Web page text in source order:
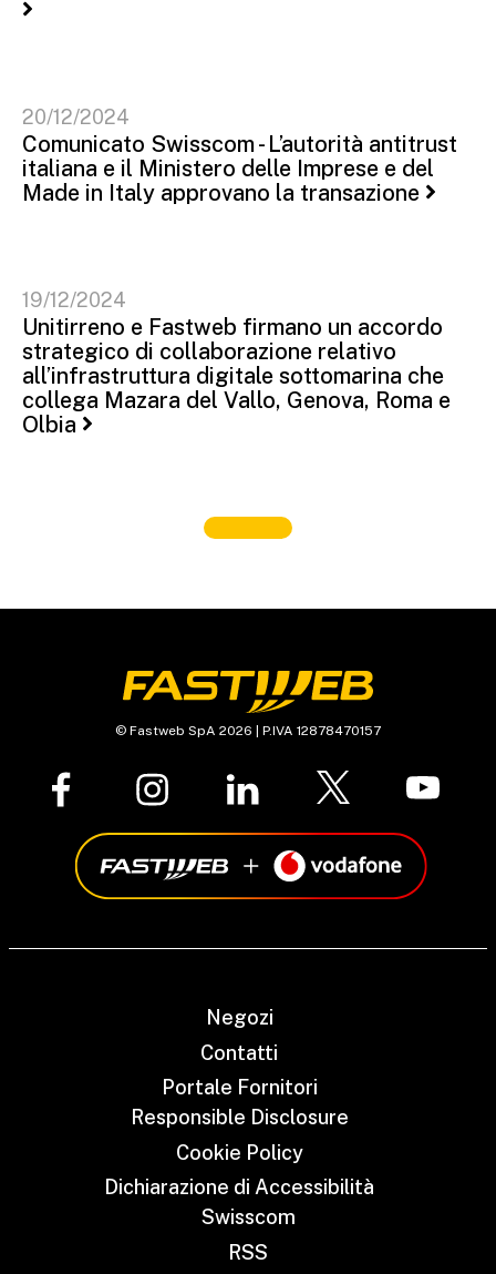
20/12/2024
Comunicato Swisscom - L’autorità antitrust
italiana e il Ministero delle Imprese e del
Made in Italy approvano la transazione
19/12/2024
Unitirreno e Fastweb firmano un accordo
strategico di collaborazione relativo
all’infrastruttura digitale sottomarina che
collega Mazara del Vallo, Genova, Roma e
Olbia
© Fastweb SpA 2026 | P.IVA 12878470157
Negozi
Contatti
Portale Fornitori
Responsible Disclosure
Cookie Policy
Dichiarazione di Accessibilità
Swisscom
RSS